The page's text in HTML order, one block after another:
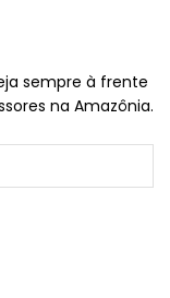
sempre à frente
na Amazônia.